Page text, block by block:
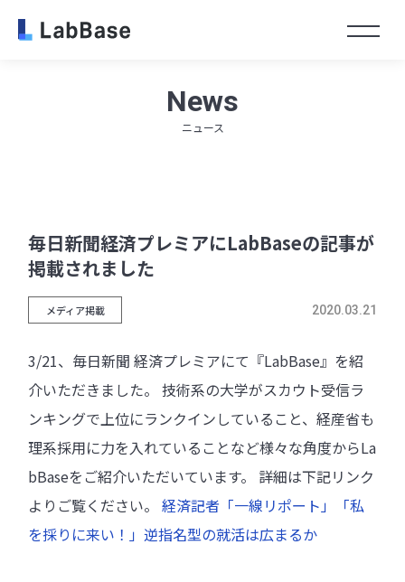
News
ニュース
メディア掲載 2020.03.21
毎日新聞経済プレミアにLabBaseの記事が
掲載されました
3/21、毎日新聞 経済プレミアにて『LabBase』を紹
介いただきました。 技術系の大学がスカウト受信ラ
ンキングで上位にランクインしていること、経産省も
理系採用に力を入れていることなど様々な角度からLa
bBaseをご紹介いただいています。 詳細は下記リンク
よりご覧ください。 経済記者「一線リポート」「私
を採りに来い！」逆指名型の就活は広まるか